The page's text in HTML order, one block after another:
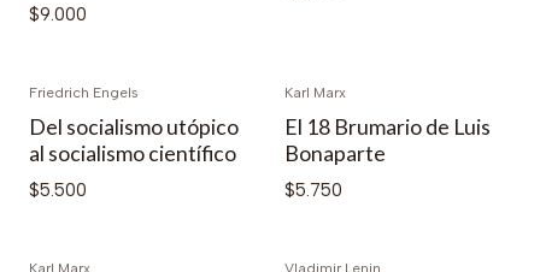
$9.000
Friedrich Engels
Del socialismo utópico
al socialismo científico
$5.500
Karl Marx
El 18 Brumario de Luis
Bonaparte
$5.750
Karl Marx Vladimir Lenin